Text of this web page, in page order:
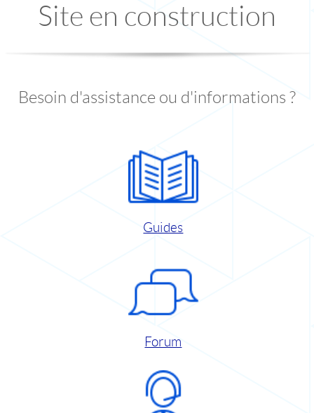
Site en construction
Besoin d'assistance ou d'informations ?
Guides
Forum